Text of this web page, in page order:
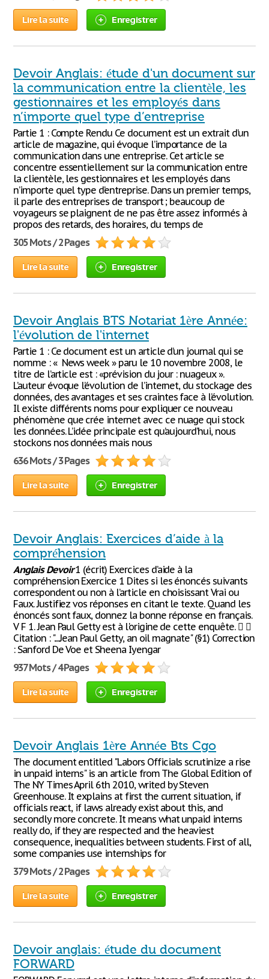
Lire la suite Enregistrer
Devoir Anglais: étude d'un document sur
la communication entre la clientèle, les
gestionnaires et les employés dans
n’importe quel type d’entreprise
Partie 1 : Compte Rendu Ce document est un extrait d’un
article de magazine, qui évoque l’importance de la
communication dans une entreprise. Cet article se
concentre essentiellement sur la communication entre
la clientèle, les gestionnaires et les employés dans
n’importe quel type d’entreprise. Dans un premier temps,
il parle des entreprises de transport ; beaucoup de
voyageurs se plaignent de ne pas être assez informés à
propos des retards, des horaires, du temps de
305 Mots / 2 Pages
Lire la suite Enregistrer
Devoir Anglais BTS Notariat 1ère Année:
l'évolution de l'internet
Partie 1 : Ce document est un article d’un journal qui se
nomme : « News week » paru le 10 novembre 2008, le
titre de l’article est : «prévision du jour : nuageux ».
L’auteur évoque l’évolution de l’internet, du stockage des
données, des avantages et ses craintes face à l’évolution.
Il existe différents noms pour expliquer ce nouveau
phénomène que crée internet avec ce nuage qui stock
les données. L’idée principale est qu’aujourd’hui, nous
stockons nos données mais nous
636 Mots / 3 Pages
Lire la suite Enregistrer
Devoir Anglais: Exercices d’aide à la
compréhension
Anglais Devoir1 (écrit) Exercices d’aide à la
compréhension Exercice 1 Dites si les énoncés suivants
correspondent ou non à l’article en choisissant Vrai ou
Faux. Justifiez vos réponses en citant le texte. Quand les
énoncés sont faux, donnez la bonne réponse en français.
V F 1. Jean Paul Getty est à l'origine de cette enquête.  
Citation : ".....Jean Paul Getty, an oil magnate" (§1) Correction
: Sanford De Voe et Sheena Iyengar
937 Mots / 4 Pages
Lire la suite Enregistrer
Devoir Anglais 1ère Année Bts Cgo
The document entitled "Labors Officials scrutinize a rise
in unpaid interns" is an article from The Global Edition of
The NY Times April 6th 2010, writed by Steven
Greenhouse. It explains at first the current situation, if
officials react, if laws already exist about this, and
secondly more concrete. It means what unpaid interns
really do, if they are respected and the heaviest
consequence, inequalities between students. First of all,
some companies use internships for
379 Mots / 2 Pages
Lire la suite Enregistrer
Devoir anglais: étude du document
FORWARD